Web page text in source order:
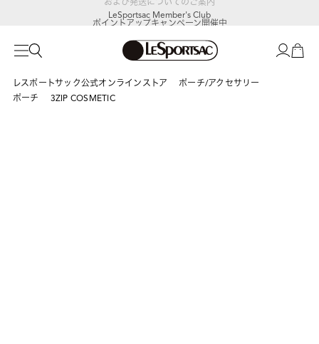
LeSportsac Member's Club
ポイントアップキャンペーン開催中
レスポートサック公式オンラインストア
ポーチ/アクセサリー
ポーチ
3ZIP COSMETIC